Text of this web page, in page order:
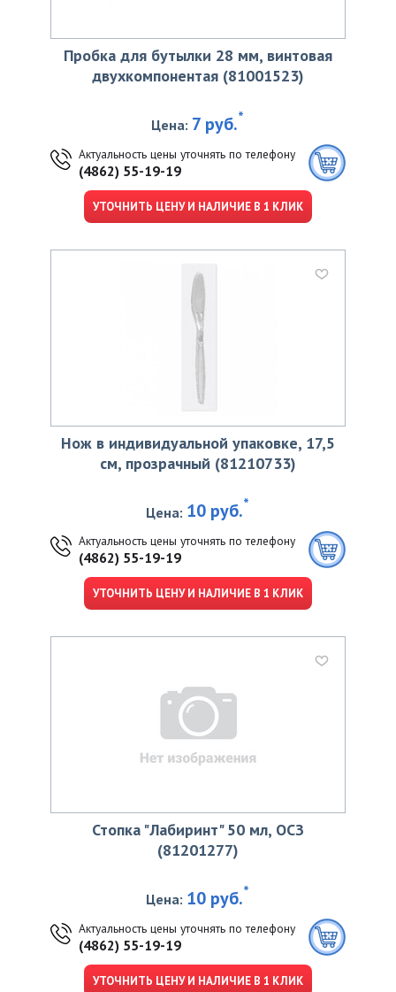
Пробка для бутылки 28 мм, винтовая
двухкомпонентая (81001523)
Цена: 7 руб.*
Актуальность цены уточнять по телефону
(4862) 55-19-19
УТОЧНИТЬ ЦЕНУ И НАЛИЧИЕ В 1 КЛИК
Нож в индивидуальной упаковке, 17,5
см, прозрачный (81210733)
Цена: 10 руб.*
Актуальность цены уточнять по телефону
(4862) 55-19-19
УТОЧНИТЬ ЦЕНУ И НАЛИЧИЕ В 1 КЛИК
Стопка "Лабиринт" 50 мл, ОСЗ
(81201277)
Цена: 10 руб.*
Актуальность цены уточнять по телефону
(4862) 55-19-19
УТОЧНИТЬ ЦЕНУ И НАЛИЧИЕ В 1 КЛИК